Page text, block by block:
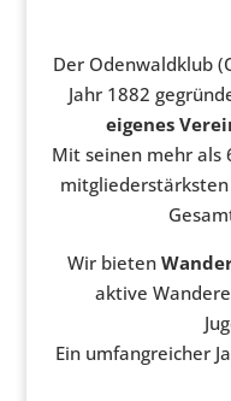
Der Odenwaldklub
Jahr 1882
eigenes
Mit seinen mehr als
Wir bieten
aktive
Ein umfangreicher